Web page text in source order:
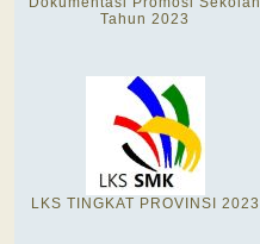
Tahun 2023
LKS TINGKAT PROVINSI 2023